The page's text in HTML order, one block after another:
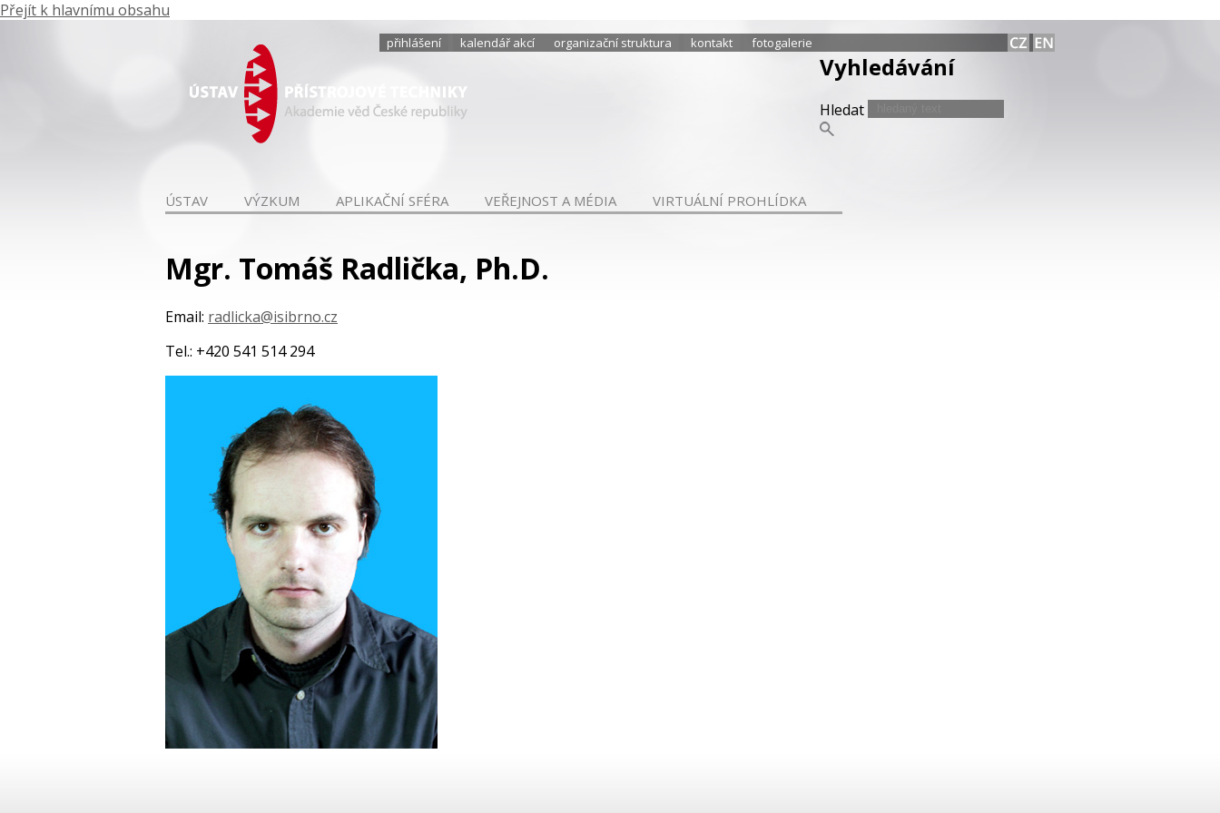
Přejít k hlavnímu obsahu
přihlášení kalendář akcí organizační struktura kontakt fotogalerie
Vyhledávání
Hledat
ÚSTAV VÝZKUM APLIKAČNÍ SFÉRA VEŘEJNOST A MÉDIA VIRTUÁLNÍ PROHLÍDKA
Mgr. Tomáš Radlička, Ph.D.
Email: radlicka@isibrno.cz
Tel.: +420 541 514 294